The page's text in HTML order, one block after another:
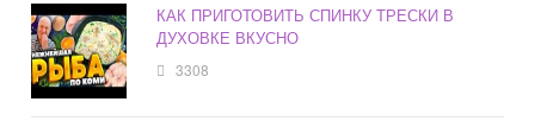
КАК ПРИГОТОВИТЬ СПИНКУ ТРЕСКИ В
ДУХОВКЕ ВКУСНО
3308